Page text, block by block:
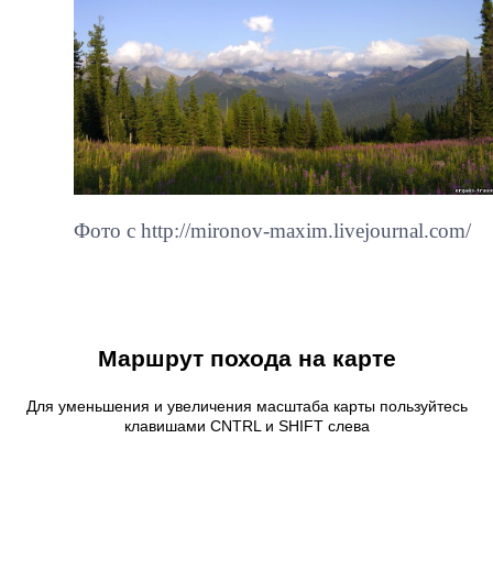
Фото с http://mironov-maxim.livejournal.com/
Маршрут похода на карте
Для уменьшения и увеличения масштаба карты пользуйтесь
клавишами CNTRL и SHIFT слева